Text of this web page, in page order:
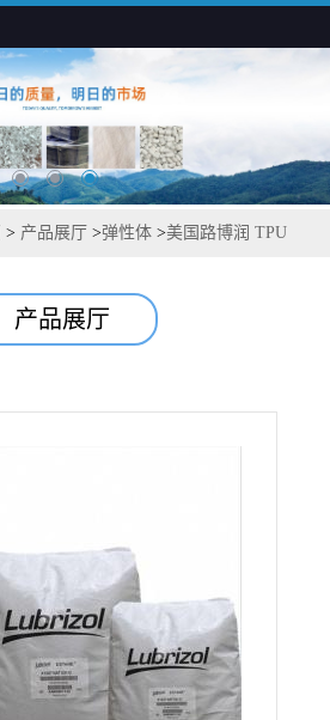
> 产品展厅 >弹性体 >美国路博润 TPU
产品展厅